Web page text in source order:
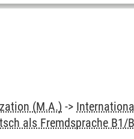
(M.A.) ->
als Fremdsprache B1/